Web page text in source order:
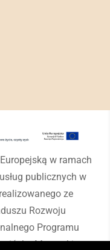
w ramach
publicznych w
ze
Rozwoju
Programu
Mazurskiego